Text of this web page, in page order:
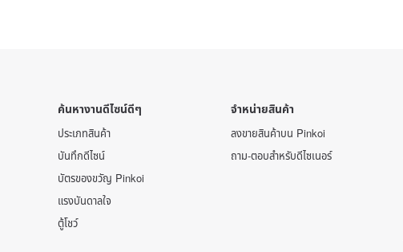
ค้นหางานดีไซน์ดีๆ
ประเภทสินค้า
บันทึกดีไซน์
บัตรของขวัญ Pinkoi
แรงบันดาลใจ
ตู้โชว์
จำหน่ายสินค้า
ลงขายสินค้าบน Pinkoi
ถาม-ตอบสำหรับดีไซเนอร์